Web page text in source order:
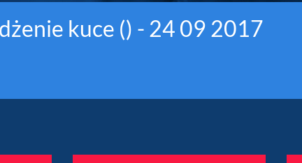
kuce () - 24 09 2017